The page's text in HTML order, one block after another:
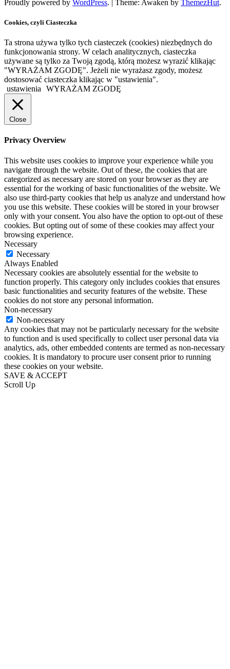
Proudly powered by WordPress. | Theme: Awaken by ThemezHut.
Cookies, czyli Ciasteczka
Ta strona używa tylko tych ciasteczek (cookies) niezbędnych do
funkcjonowania strony. W celach analitycznych, ciasteczka
używane są tylko za Twoją zgodą, którą możesz wyrazić klikając
"WYRAŻAM ZGODĘ". Jeżeli nie wyrażasz zgody, możesz
dostosować ciasteczka klikając w "ustawienia".
ustawienia
WYRAŻAM ZGODĘ
Close
Privacy Overview
This website uses cookies to improve your experience while you
navigate through the website. Out of these, the cookies that are
categorized as necessary are stored on your browser as they are
essential for the working of basic functionalities of the website. We
also use third-party cookies that help us analyze and understand how
you use this website. These cookies will be stored in your browser
only with your consent. You also have the option to opt-out of these
cookies. But opting out of some of these cookies may affect your
browsing experience.
Necessary
Necessary
Always Enabled
Necessary cookies are absolutely essential for the website to
function properly. This category only includes cookies that ensures
basic functionalities and security features of the website. These
cookies do not store any personal information.
Non-necessary
Non-necessary
Any cookies that may not be particularly necessary for the website
to function and is used specifically to collect user personal data via
analytics, ads, other embedded contents are termed as non-necessary
cookies. It is mandatory to procure user consent prior to running
these cookies on your website.
SAVE & ACCEPT
Scroll Up